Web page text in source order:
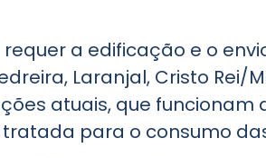
requer a edificação e o
Laranjal, Cristo Rei/
atuais, que
para o consumo